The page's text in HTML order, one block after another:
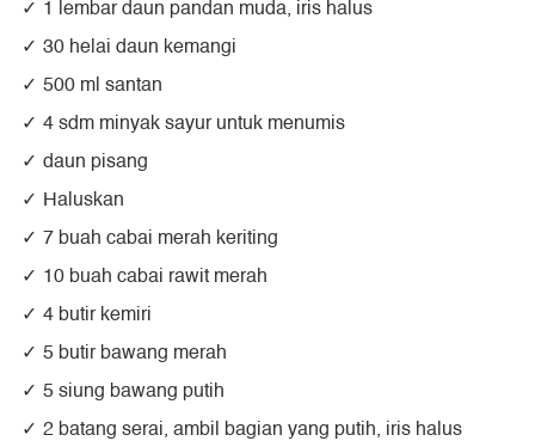
1 lembar daun pandan muda, iris halus
30 helai daun kemangi
500 ml santan
4 sdm minyak sayur untuk menumis
daun pisang
Haluskan
7 buah cabai merah keriting
10 buah cabai rawit merah
4 butir kemiri
5 butir bawang merah
5 siung bawang putih
2 batang serai, ambil bagian yang putih, iris halus